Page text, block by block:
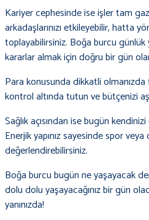
Kariyer cephesinde ise işler tam
arkadaşlarınızı etkileyebilir, hatta
toplayabilirsiniz. Boğa burcu
kararlar almak için doğru bir gün
Para konusunda dikkatli olmanızda
kontrol altında tutun ve bütçenizi
Sağlık açısından ise bugün
Enerjik yapınız sayesinde spor
değerlendirebilirsiniz.
Boğa burcu bugün ne yaşayacak
dolu dolu yaşayacağınız bir gün
yanınızda!